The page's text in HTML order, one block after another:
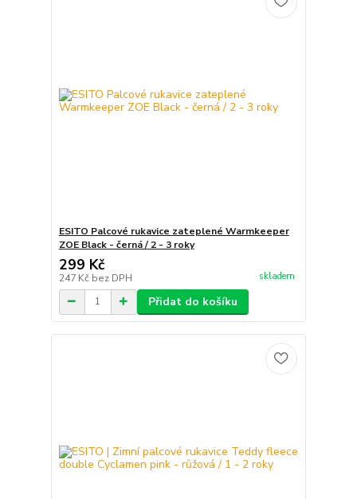
ESITO Palcové rukavice zateplené Warmkeeper
ZOE Black - černá / 2 - 3 roky
299 Kč
247 Kč bez DPH skladem
Přidat do košíku